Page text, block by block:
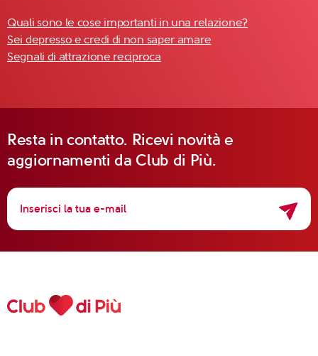
Quali sono le cose importanti in una relazione?
Sei depresso e credi di non saper amare
Segnali di attrazione reciproca
Resta in contatto. Ricevi novità e
aggiornamenti da Club di Più.